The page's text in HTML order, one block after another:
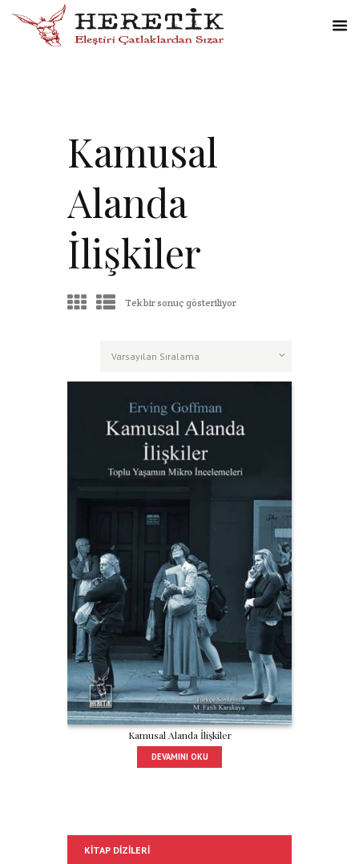
Kamusal
Alanda
İlişkiler
Tek bir sonuç gösteriliyor
Kamusal Alanda İlişkiler
DEVAMINI OKU
KITAP DIZILERI